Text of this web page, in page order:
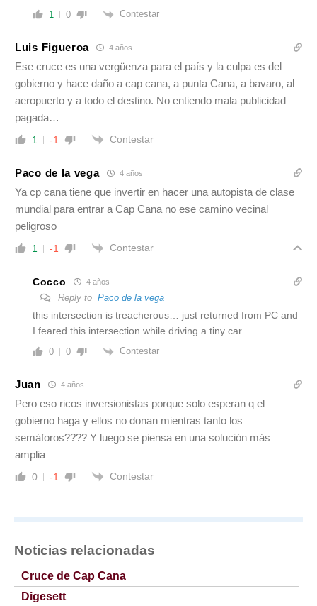
1 0 Contestar
Luis Figueroa 4 años
Ese cruce es una vergüenza para el país y la culpa es del
gobierno y hace daño a cap cana, a punta Cana, a bavaro, al
aeropuerto y a todo el destino. No entiendo mala publicidad
pagada…
1 -1 Contestar
Paco de la vega 4 años
Ya cp cana tiene que invertir en hacer una autopista de clase
mundial para entrar a Cap Cana no ese camino vecinal
peligroso
1 -1 Contestar
Cocco 4 años
Reply to Paco de la vega
this intersection is treacherous… just returned from PC and
I feared this intersection while driving a tiny car
0 0 Contestar
Juan 4 años
Pero eso ricos inversionistas porque solo esperan q el
gobierno haga y ellos no donan mientras tanto los
semáforos???? Y luego se piensa en una solución más
amplia
0 -1 Contestar
Noticias relacionadas
Cruce de Cap Cana
Digesett